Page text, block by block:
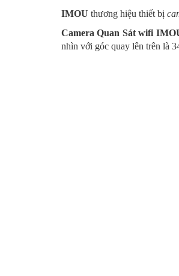
IMOU thương hiệu thiết bị
Camera Quan Sát wifi
nhìn với góc quay lên trên là